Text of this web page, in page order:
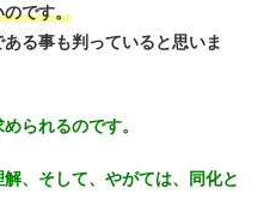
のです。
る事も判っていると思いま
られるのです。
、そして、やがては、同化と